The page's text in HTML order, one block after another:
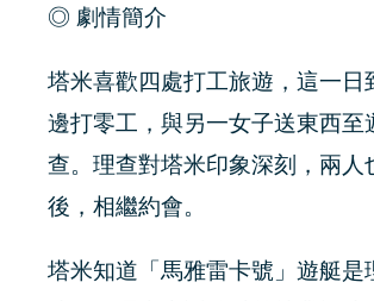
◎ 劇情簡介
塔米喜歡四處打工旅遊，這一日
邊打零工，與另一女子送東西至
查。理查對塔米印象深刻，兩人
後，相繼約會。
塔米知道「馬雅雷卡號」遊艇是